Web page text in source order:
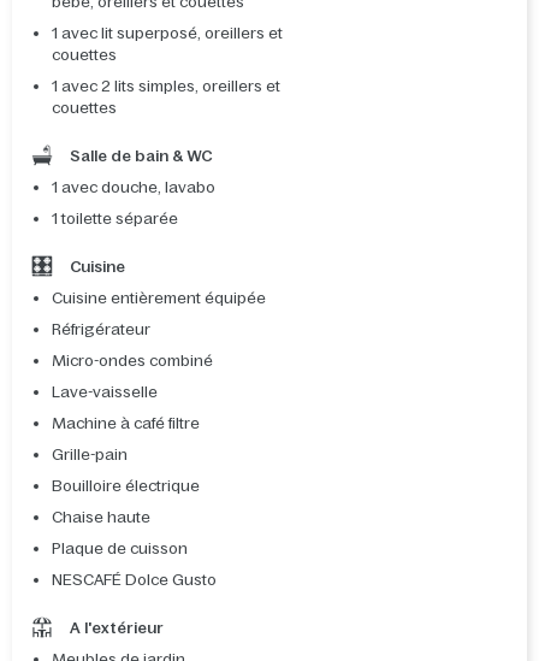
1 avec lit superposé, oreillers et
couettes
1 avec 2 lits simples, oreillers et
couettes
Salle de bain & WC
1 avec douche, lavabo
1 toilette séparée
Cuisine
Cuisine entièrement équipée
Réfrigérateur
Micro-ondes combiné
Lave-vaisselle
Machine à café filtre
Grille-pain
Bouilloire électrique
Chaise haute
Plaque de cuisson
NESCAFÉ Dolce Gusto
A l'extérieur